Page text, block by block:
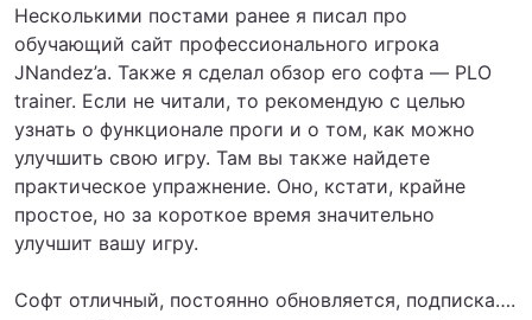
Несколькими постами ранее я писал про
обучающий сайт профессионального игрока
JNandez’a. Также я сделал обзор его софта — PLO
trainer. Если не читали, то рекомендую с целью
узнать о функционале проги и о том, как можно
улучшить свою игру. Там вы также найдете
практическое упражнение. Оно, кстати, крайне
простое, но за короткое время значительно
улучшит вашу игру.
Софт отличный, постоянно обновляется, подписка….